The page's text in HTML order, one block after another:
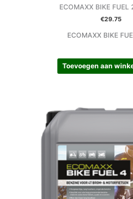
ECOMAXX BIKE FUEL
€29.75
ECOMAXX BIKE
Toevoegen aan